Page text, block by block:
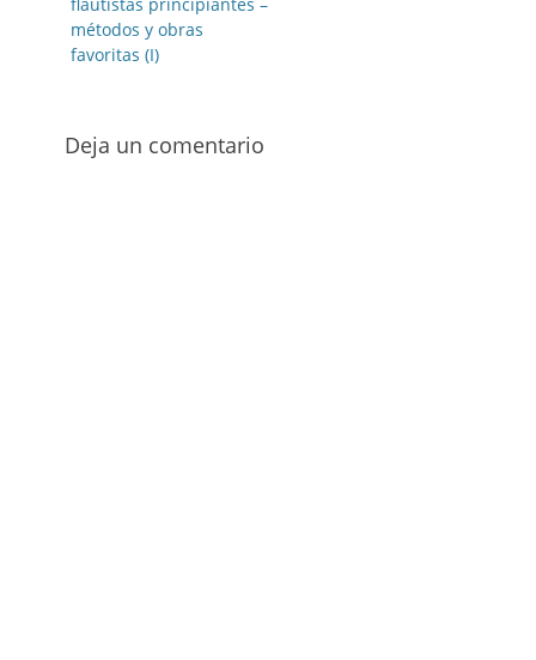
entradas
métodos y obras
favoritas (I)
Deja un comentario